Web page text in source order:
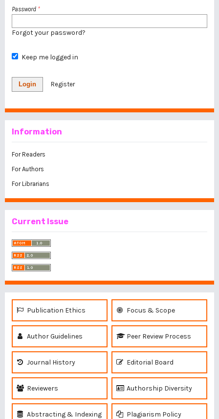
Password *
Forgot your password?
Keep me logged in
Login Register
Information
For Readers
For Authors
For Librarians
Current Issue
Publication Ethics Focus & Scope
Author Guidelines Peer Review Process
Journal History Editorial Board
Reviewers Authorship Diversity
Abstracting & Indexing Plagiarism Policy